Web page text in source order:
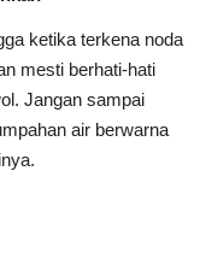
ketika terkena noda
mesti berhati-hati
Jangan sampai
air berwarna